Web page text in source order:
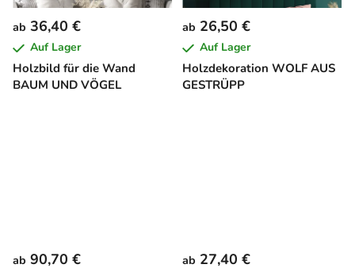
Holzbild für die Wand
BAUM UND VÖGEL
ab 36,40 €
Auf Lager
Holzdekoration WOLF AUS
GESTRÜPP
ab 26,50 €
Auf Lager
ab 90,70 € ab 27,40 €